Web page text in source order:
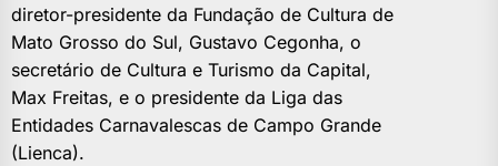
diretor-presidente da Fundação de Cultura de
Mato Grosso do Sul, Gustavo Cegonha, o
secretário de Cultura e Turismo da Capital,
Max Freitas, e o presidente da Liga das
Entidades Carnavalescas de Campo Grande
(Lienca).